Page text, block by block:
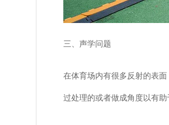
三、声学问题
在体育场内有很多反射的表面
过处理的或者做成角度以有助